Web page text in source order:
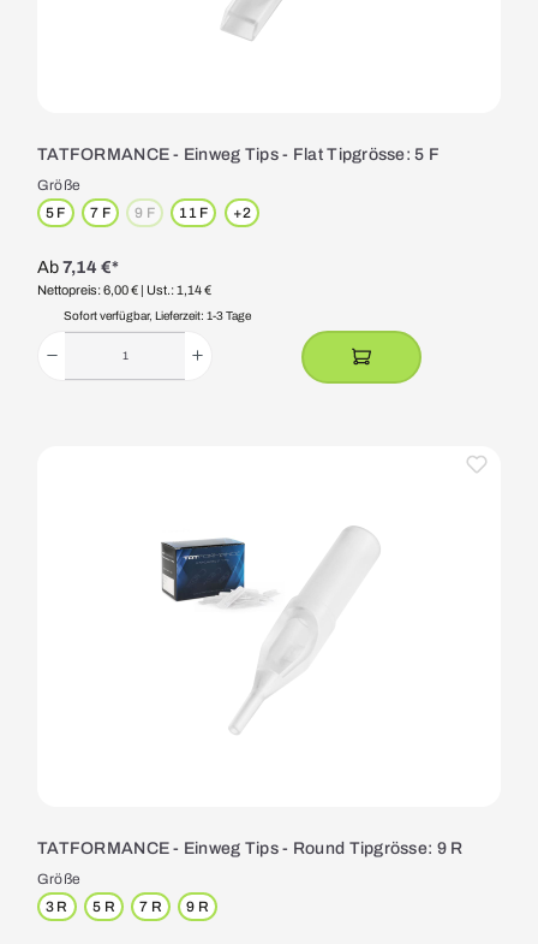
TATFORMANCE - Einweg Tips - Flat Tipgrösse: 5 F
Größe
5 F
7 F 9 F(Diese Option ist zurzeit nicht verfügbar.)
11 F +2
Ab7,14 €*
Nettopreis: 6,00 € | Ust.: 1,14 €
Sofort verfügbar, Lieferzeit: 1-3 Tage
TATFORMANCE - Einweg Tips - Round Tipgrösse: 9 R
Größe
3 R
5 R 7 R 9 R